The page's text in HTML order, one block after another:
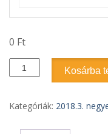
0 Ft
2018.3.
szám
Szentháromság
Kosárba
Kategóriák: 2018.3.